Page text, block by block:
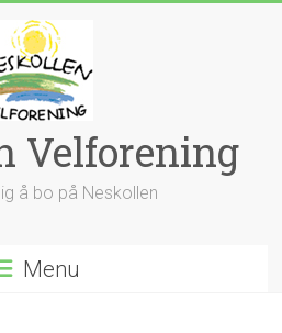
Velforening
å bo på Neskollen
Menu